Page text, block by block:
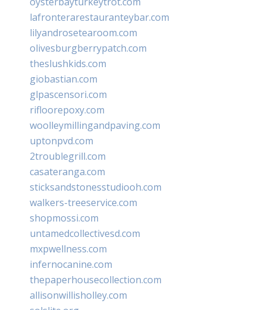
lafronterarestauranteybar.com
lilyandrosetearoom.com
olivesburgberrypatch.com
theslushkids.com
giobastian.com
glpascensori.com
rifloorepoxy.com
woolleymillingandpaving.com
uptonpvd.com
2troublegrill.com
casateranga.com
sticksandstonesstudiooh.com
walkers-treeservice.com
shopmossi.com
untamedcollectivesd.com
mxpwellness.com
infernocanine.com
thepaperhousecollection.com
allisonwillisholley.com